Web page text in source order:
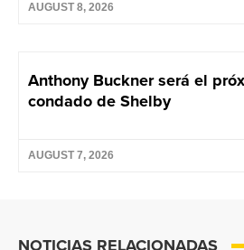
AUGUST 8, 2026
Anthony Buckner será el
condado de Shelby
AUGUST 7, 2026